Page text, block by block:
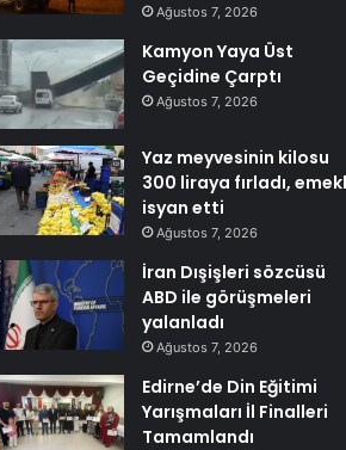
Ağustos 7, 2026
Kamyon Yaya Üst
Geçidine Çarptı
Ağustos 7, 2026
Yaz meyvesinin kilosu
300 liraya fırladı,
isyan etti
Ağustos 7, 2026
İran Dışişleri sözcüsü
ABD ile görüşmeleri
yalanladı
Ağustos 7, 2026
Edirne’de Din Eğitimi
Yarışmaları İl Finalleri
Tamamlandı